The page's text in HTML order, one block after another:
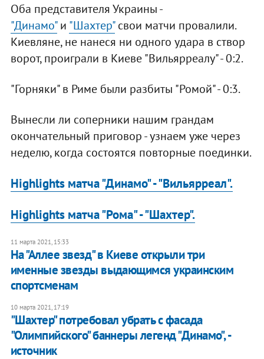
Оба представителя Украины -
"Динамо"и "Шахтер"свои матчи провалили.
Киевляне, не нанеся ни одного удара в створ
ворот, проиграли в Киеве "Вильярреалу" - 0:2.
"Горняки" в Риме были разбиты "Ромой" - 0:3.
Вынесли ли соперники нашим грандам
окончательный приговор - узнаем уже через
неделю, когда состоятся повторные поединки.
Highlights матча "Динамо" - "Вильярреал".
Highlights матча "Рома" - "Шахтер".
11 марта 2021, 15:33
На "Аллее звезд" в Киеве открыли три
именные звезды выдающимся украинским
спортсменам
10 марта 2021, 17:19
"Шахтер" потребовал убрать с фасада
"Олимпийского" баннеры легенд "Динамо", -
источник